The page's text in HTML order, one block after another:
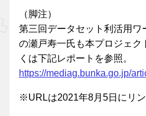
（脚注）
第三回データセット利活用ワ
の瀬戸寿一氏も本プロジェク
くは下記レポートを参照。
https://mediag.bunka.go.jp/
※URLは2021年8月5日にリ